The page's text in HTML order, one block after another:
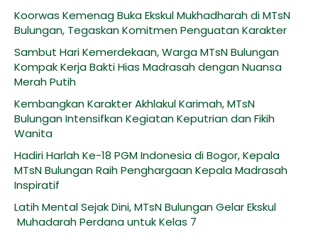
Koorwas Kemenag Buka Ekskul Mukhadharah di MTsN
Bulungan, Tegaskan Komitmen Penguatan Karakter
Sambut Hari Kemerdekaan, Warga MTsN Bulungan
Kompak Kerja Bakti Hias Madrasah dengan Nuansa
Merah Putih
Kembangkan Karakter Akhlakul Karimah, MTsN
Bulungan Intensifkan Kegiatan Keputrian dan Fikih
Wanita
Hadiri Harlah Ke-18 PGM Indonesia di Bogor, Kepala
MTsN Bulungan Raih Penghargaan Kepala Madrasah
Inspiratif
Latih Mental Sejak Dini, MTsN Bulungan Gelar Ekskul
Muhadarah Perdana untuk Kelas 7